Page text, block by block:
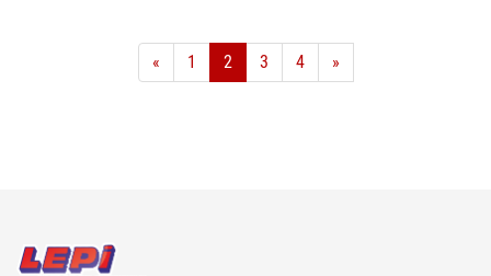
« 1 2 3 4 »